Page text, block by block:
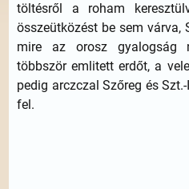
töltésről a roham
összeütközést be sem várva,
mire az orosz gyalogság
többször emlitett erdőt, a
pedig arczczal Szőreg és
fel.